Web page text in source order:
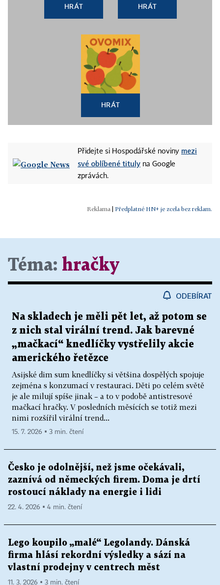
HRÁT HRÁT
HRÁT
Přidejte si Hospodářské noviny mezi
své oblíbené tituly na Google
zprávách.
Předplatné HN+ je zcela bez reklam.
Téma: hračky
ODEBÍRAT
Na skladech je měli pět let, až potom se
z nich stal virální trend. Jak barevné
„mačkací“ knedlíčky vystřelily akcie
amerického řetězce
Asijské dim sum knedlíčky si většina dospělých spojuje
zejména s konzumací v restauraci. Děti po celém světě
je ale milují spíše jinak – a to v podobě antistresové
mačkací hračky. V posledních měsících se totiž mezi
nimi rozšířil virální trend...
15. 7. 2026 ▪ 3 min. čtení
Česko je odolnější, než jsme očekávali,
zaznívá od německých firem. Doma je drtí
rostoucí náklady na energie i lidi
22. 4. 2026 ▪ 4 min. čtení
Lego koupilo „malé“ Legolandy. Dánská
firma hlásí rekordní výsledky a sází na
vlastní prodejny v centrech měst
11. 3. 2026 ▪ 3 min. čtení